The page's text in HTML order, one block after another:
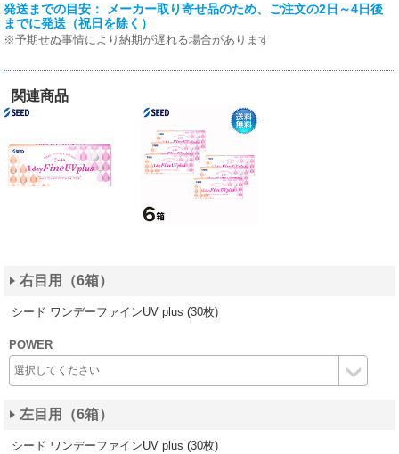
発送までの目安： メーカー取り寄せ品のため、ご注文の2日～4日後
までに発送（祝日を除く）
※予期せぬ事情により納期が遅れる場合があります
関連商品
右目用（6箱）
シード ワンデーファインUV plus (30枚)
POWER
左目用（6箱）
シード ワンデーファインUV plus (30枚)